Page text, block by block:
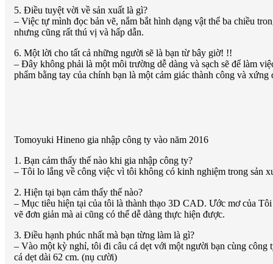
5. Điều tuyệt vời về sản xuất là gì?
– Việc tự mình đọc bản vẽ, nắm bắt hình dạng vật thể ba chiều
nhưng cũng rất thú vị và hấp dẫn.
6. Một lời cho tất cả những người sẽ là bạn từ bây giờ! !!
– Đây không phải là một môi trường dễ dàng và sạch sẽ để làm
phẩm bằng tay của chính bạn là một cảm giác thành công và xứng
Tomoyuki Hineno gia nhập công ty vào năm 2016
1. Bạn cảm thấy thế nào khi gia nhập công ty?
– Tôi lo lắng về công việc vì tôi không có kinh nghiệm trong sản
2. Hiện tại bạn cảm thấy thế nào?
– Mục tiêu hiện tại của tôi là thành thạo 3D CAD. Ước mơ của
vẽ đơn giản mà ai cũng có thể dễ dàng thực hiện được.
3. Điều hạnh phúc nhất mà bạn từng làm là gì?
– Vào một kỳ nghỉ, tôi đi câu cá dẹt với một người bạn cùng công
cá dẹt dài 62 cm. (nụ cười)